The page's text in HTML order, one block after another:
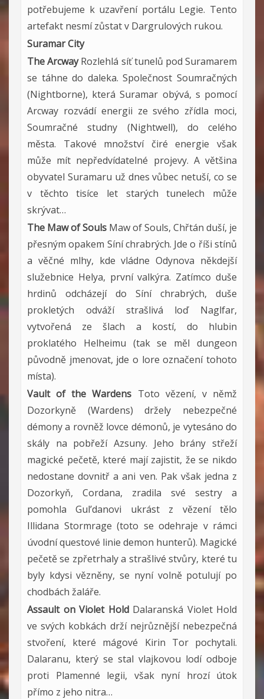
potřebujeme k uzavření portálu Legie. Tento
artefakt nesmí zůstat v Dargrulových rukou.
Suramar City
The ArcwayRozlehlá síť tunelů pod Suramarem
se táhne do daleka. Společnost Soumračných
(Nightborne), která Suramar obývá, s pomocí
Arcway rozvádí energii ze svého zřídla moci,
Soumračné studny (Nightwell), do celého
města. Takové množství čiré energie však
může mít nepředvídatelné projevy. A většina
obyvatel Suramaru už dnes vůbec netuší, co se
v těchto tisíce let starých tunelech může
skrývat…
The Maw of Souls Maw of Souls, Chřtán duší, je
přesným opakem Síní chrabrých. Jde o říši stínů
a věčné mlhy, kde vládne Odynova někdejší
služebnice Helya, první valkýra. Zatímco duše
hrdinů odcházejí do Síní chrabrých, duše
prokletých odváží strašlivá loď Naglfar,
vytvořená ze šlach a kostí, do hlubin
proklatého Helheimu (tak se měl dungeon
původně jmenovat, jde o lore označení tohoto
místa).
Vault of the Wardens Toto vězení, v němž
Dozorkyně (Wardens) držely nebezpečné
démony a rovněž lovce démonů, je vytesáno do
skály na pobřeží Azsuny. Jeho brány střeží
magické pečetě, které mají zajistit, že se nikdo
nedostane dovnitř a ani ven. Pak však jedna z
Dozorkyň, Cordana, zradila své sestry a
pomohla Gul’danovi ukrást z vězení tělo
Illidana Stormrage (toto se odehraje v rámci
úvodní questové linie demon hunterů). Magické
pečetě se zpřetrhaly a strašlivé stvůry, které tu
byly kdysi vězněny, se nyní volně potulují po
chodbách žaláře.
Assault on Violet HoldDalaranská Violet Hold
ve svých kobkách drží nejrůznější nebezpečná
stvoření, které mágové Kirin Tor pochytali.
Dalaranu, který se stal vlajkovou lodí odboje
proti Plamenné legii, však nyní hrozí útok
přímo z jeho nitra…